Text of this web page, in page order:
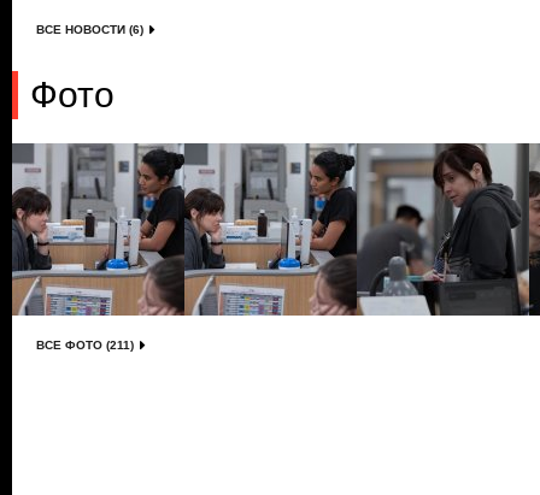
ВСЕ НОВОСТИ (6)
Фото
ВСЕ ФОТО (211)